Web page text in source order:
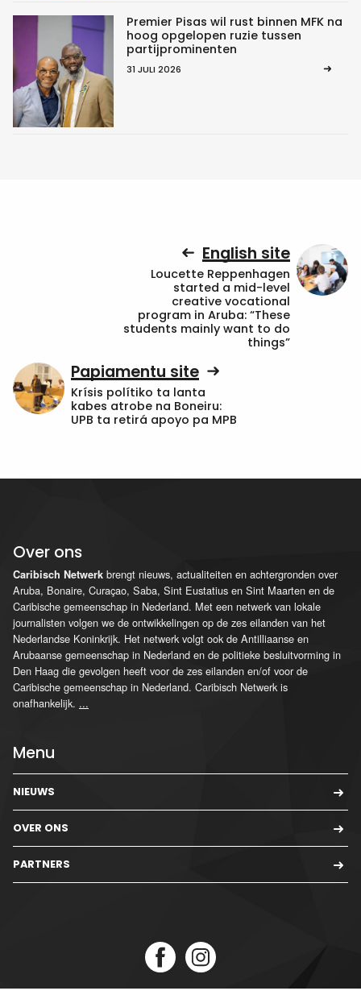
Premier Pisas wil rust binnen MFK na
hoog opgelopen ruzie tussen
partijprominenten
31 JULI 2026
English site
Loucette Reppenhagen
started a mid-level
creative vocational
program in Aruba: “These
students mainly want to do
things”
Papiamentu site
Krísis polítiko ta lanta
kabes atrobe na Boneiru:
UPB ta retirá apoyo pa MPB
Over ons
Caribisch Netwerk brengt nieuws, actualiteiten en achtergronden over
Aruba, Bonaire, Curaçao, Saba, Sint Eustatius en Sint Maarten en de
Caribische gemeenschap in Nederland. Met een netwerk van lokale
journalisten volgen we de ontwikkelingen op de zes eilanden van het
Nederlandse Koninkrijk. Het netwerk volgt ook de Antilliaanse en
Arubaanse gemeenschap in Nederland en de politieke besluitvorming in
Den Haag die gevolgen heeft voor de zes eilanden en/of voor de
Caribische gemeenschap in Nederland. Caribisch Netwerk is
onafhankelijk. ...
Menu
NIEUWS
OVER ONS
PARTNERS